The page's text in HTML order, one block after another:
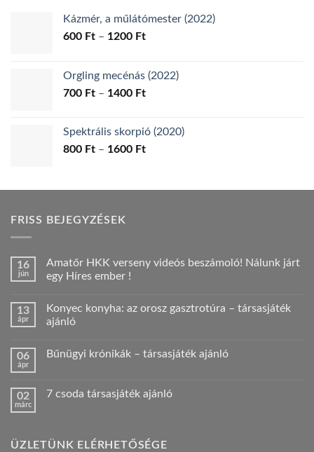
Kázmér, a műlátómester (2022)
600 Ft – 1200 FtÁrtartomány:
1200 Ft
Orgling mecénás (2022)
700 Ft – 1400 FtÁrtartomány:
1400 Ft
Spektrális skorpió (2020)
800 Ft – 1600 FtÁrtartomány:
1600 Ft
FRISS BEJEGYZÉSEK
16
jún
Amatőr HKK verseny videós beszámoló! Nálunk járt
egy Híres ember !
a(z)
Amatőr
HKK
beszámoló!
Híres
13
ápr
Konyec konyha: az orosz gasztrotúra – társasjáték
ajánló
a(z)
orosz
06
ápr
Bűnügyi krónikák – társasjáték ajánló
Bűnügyi
bejegyzéshez
02
márc
7 csoda társasjáték ajánló
csoda
ÜZLETÜNK ELÉRHETŐSÉGE